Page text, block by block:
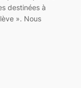
destinées à
». Nous